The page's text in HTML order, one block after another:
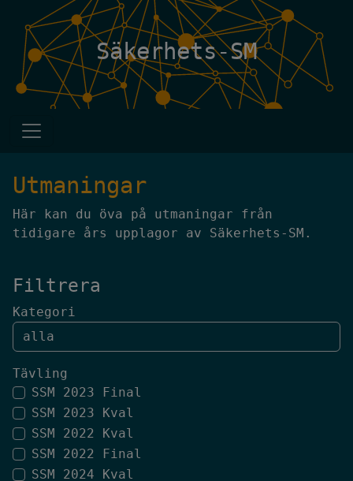
Säkerhets-SM
Utmaningar
Här kan du öva på utmaningar från
tidigare års upplagor av Säkerhets-SM.
Filtrera
Kategori
Tävling
SSM 2023 Final
SSM 2023 Kval
SSM 2022 Kval
SSM 2022 Final
SSM 2024 Kval